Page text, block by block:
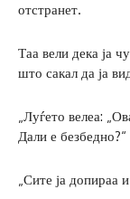
отстранет.
Таа вели дека ја
што сакал да ја
„Луѓето велеа:
Дали е безбедно?“
„Сите ја допираа